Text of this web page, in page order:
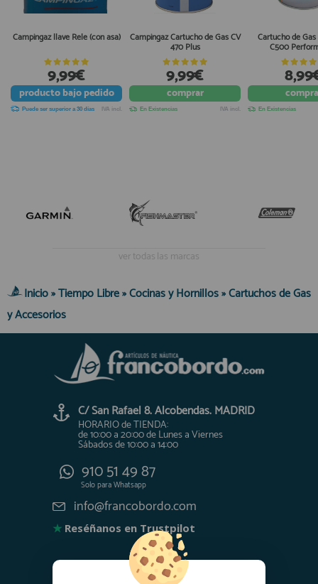
Campingaz llave Rele (con asa)
9,99€
productobajo pedido
Puede ser superior a 30 días IVA incl.
Campingaz Cartucho de Gas CV
470 Plus
9,99€
comprar
En Existencias IVA incl.
Cartucho de
C500
En Existencias
ver todas las marcas
Inicio»Tiempo Libre»Cocinas y Hornillos»Cartuchos de Gas
y Accesorios
C/ San Rafael 8. Alcobendas. MADRID
HORARIO de TIENDA:
de 10:00 a 20:00 de Lunes a Viernes
Sábados de 10:00 a 14:00
910 51 49 87
Solo paraWhatsapp
info@francobordo.com
★ Reséñanos en Trustpilot